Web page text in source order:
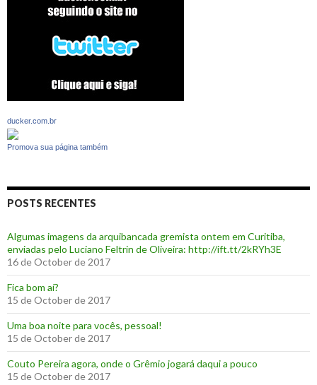
ducker.com.br
Promova sua página também
POSTS RECENTES
Algumas imagens da arquibancada gremista ontem em Curitiba,
enviadas pelo Luciano Feltrin de Oliveira: http://ift.tt/2kRYh3E
16 de October de 2017
‪Fica bom aí?‬
15 de October de 2017
Uma boa noite para vocês, pessoal!
15 de October de 2017
‪Couto Pereira agora, onde o Grêmio jogará daqui a pouco ‬
15 de October de 2017